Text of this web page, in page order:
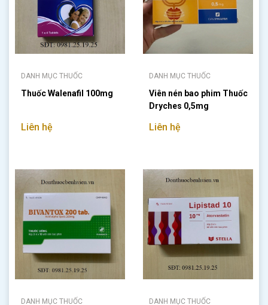
DANH MỤC THUỐC
Thuốc Walenafil 100mg
Liên hệ
DANH MỤC THUỐC
Viên nén bao phim Thuốc
Dryches 0,5mg
Liên hệ
DANH MỤC THUỐC DANH MỤC THUỐC